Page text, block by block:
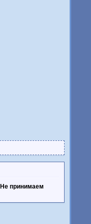
принимаем